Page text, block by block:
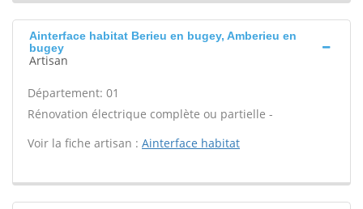
Ainterface habitat Berieu en bugey, Amberieu en
bugey
Artisan
Département: 01
Rénovation électrique complète ou partielle -
Voir la fiche artisan : Ainterface habitat